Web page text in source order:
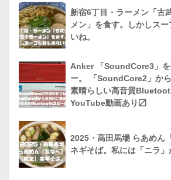
新宿6丁目・ラーメン「古
メン」を食す。しかしス
いね。
Anker 「SoundCore3」を
ー。 「SoundCore2」か
素晴らしい高音質
YouTube動画あり〼
2025・高田馬場 らあめん
ネギそば。私には「ニラ」